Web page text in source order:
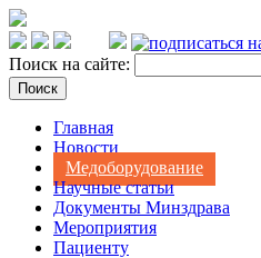
Поиск на сайте:
Главная
Новости
Медоборудование
Научные статьи
Документы Минздрава
Мероприятия
Пациенту